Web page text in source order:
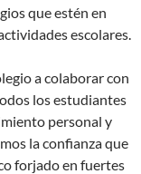
que estén en
escolares.
a colaborar con
los estudiantes
personal y
la confianza que
forjado en fuertes